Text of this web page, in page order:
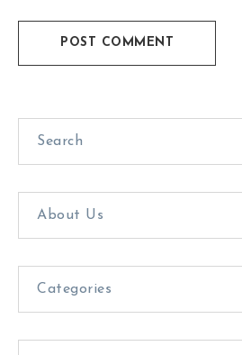
POST COMMENT
Search
About Us
Categories